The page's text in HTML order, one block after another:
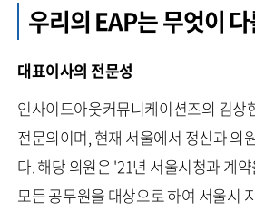
우리의 EAP는 무엇이
대표이사의 전문성
인사이드아웃커뮤니케이션즈의 김상
전문의이며, 현재 서울에서 정신과 의
다. 해당 의원은 '21년 서울시청과 계
모든 공무원을 대상으로 하여 서울시